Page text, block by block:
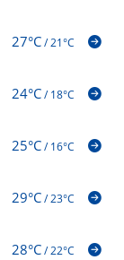
27°C/21°C
24°C/18°C
25°C/16°C
29°C/23°C
28°C/22°C